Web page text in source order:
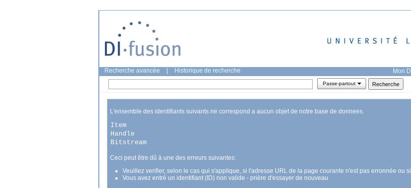
Recherche avancée Historique de recherche Mon
Passe-partout
L'ensemble des identifiants suivants ne correspond a aucun objet de notre base de donnees.
Item
Handle
Bitstream
Ceci peut être dû à une des erreurs suivantes:
Veuillez verifier, selon le cas qui s'applique, si l'adresse URL de la page courante n'est pas erronnée ou
Vous avez entré un identifiant (ID) non valide - prière d'essayer de nouveau